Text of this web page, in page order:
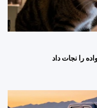
را نجات داد